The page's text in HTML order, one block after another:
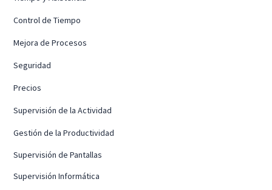
Control de Tiempo
Mejora de Procesos
Seguridad
Precios
Supervisión de la Actividad
Gestión de la Productividad
Supervisión de Pantallas
Supervisión Informática